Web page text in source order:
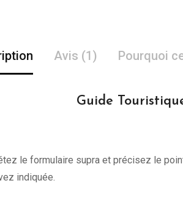
Avis (1) Pourquoi
Guide
le formulaire supra et précisez le
indiquée.